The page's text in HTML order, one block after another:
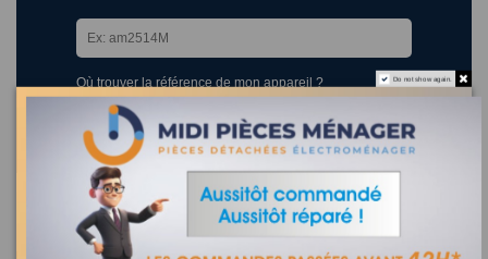
Où trouver la référence de mon appareil ?
0 appareil compatible.
Dans la même catégorie
Do not show again.